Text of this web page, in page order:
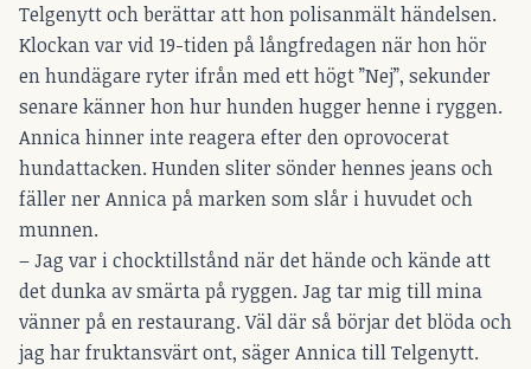
Telgenytt och berättar att hon polisanmält händelsen.
Klockan var vid 19-tiden på långfredagen när hon hör
en hundägare ryter ifrån med ett högt ”Nej”, sekunder
senare känner hon hur hunden hugger henne i ryggen.
Annica hinner inte reagera efter den oprovocerat
hundattacken. Hunden sliter sönder hennes jeans och
fäller ner Annica på marken som slår i huvudet och
munnen.
– Jag var i chocktillstånd när det hände och kände att
det dunka av smärta på ryggen. Jag tar mig till mina
vänner på en restaurang. Väl där så börjar det blöda och
jag har fruktansvärt ont, säger Annica till Telgenytt.